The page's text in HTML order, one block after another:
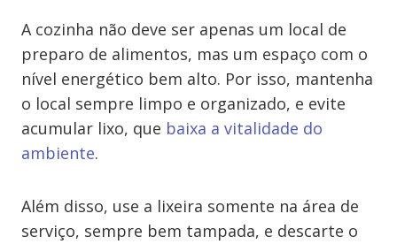
A cozinha não deve ser apenas um local de
preparo de alimentos, mas um espaço com o
nível energético bem alto. Por isso, mantenha
o local sempre limpo e organizado, e evite
acumular lixo, que baixa a vitalidade do
ambiente.
Além disso, use a lixeira somente na área de
serviço, sempre bem tampada, e descarte o